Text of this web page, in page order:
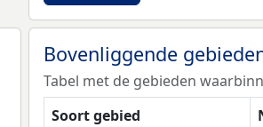
Bovenliggende
Tabel met de gebieden
Soort gebied